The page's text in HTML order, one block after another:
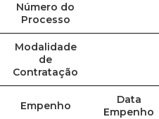
Número do
Processo
Modalidade
de
Contratação
Empenho
Data
Empenho